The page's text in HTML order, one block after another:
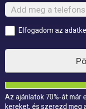
A számos
Elfogadom az
Az ajánlatok 70%-át már
kereket, és szerezd meg